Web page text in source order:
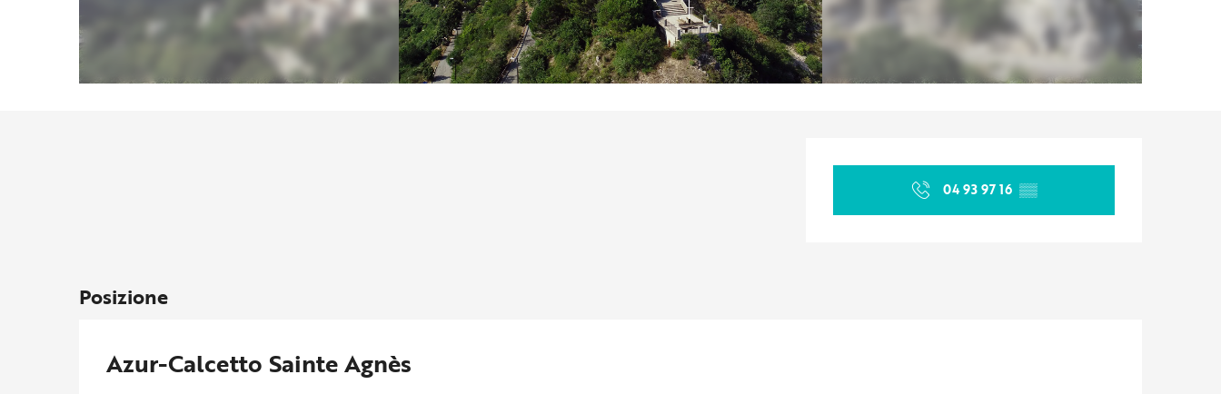
Orari e contatti
04 93 97 16 ▒▒
Posizione
Azur-Calcetto Sainte Agnès